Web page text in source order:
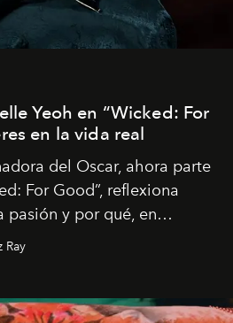
Yeoh en “Wicked: For
en la vida real
del Oscar, ahora parte
For Good”, reflexiona
pasión y por qué, en
puede esperar. “Es
confiesa.
Ray